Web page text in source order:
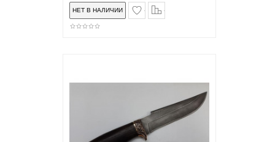
в закладки